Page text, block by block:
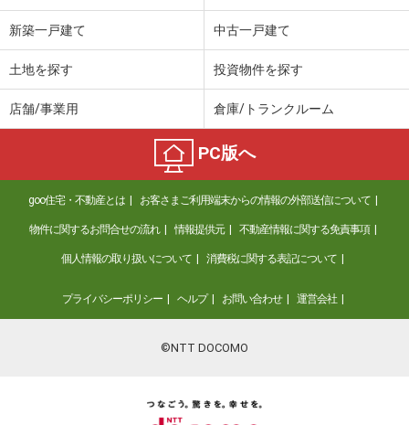
新築一戸建て 中古一戸建て
土地を探す 投資物件を探す
店舗/事業用 倉庫/トランクルーム
PC版へ
goo住宅・不動産とは お客さまご利用端末からの情報の外部送信について
物件に関するお問合せの流れ 情報提供元 不動産情報に関する免責事項
個人情報の取り扱いについて 消費税に関する表記について
プライバシーポリシー ヘルプ お問い合わせ 運営会社
©NTT DOCOMO